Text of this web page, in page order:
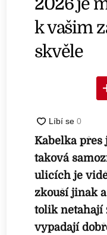
k vašim
skvěle
Kabelka přes
taková
ulicích je
zkouší jinak
tolik netahají
vypadají